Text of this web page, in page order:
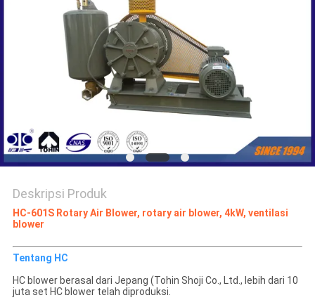
PRIVACY
POLICY
Deskripsi Produk
HC-601S Rotary Air Blower, rotary air blower, 4kW, ventilasi
blower
Tentang HC
HC blower berasal dari Jepang (Tohin Shoji Co., Ltd., lebih dari 10
juta set HC blower telah diproduksi.